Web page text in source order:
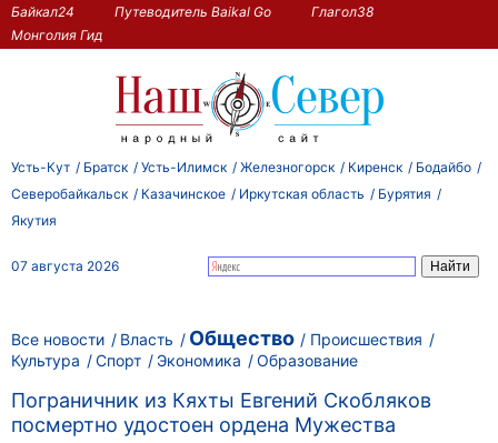
Байкал24 Путеводитель Baikal Go
Глагол38
Монголия Гид
Усть-Кут Братск Усть-Илимск Железногорск Киренск
Бодайбо
Северобайкальск
Казачинское Иркутская область
Бурятия
Якутия
07 августа 2026
Все новости Власть Общество
Происшествия
Культура
Спорт Экономика Образование
Пограничник из Кяхты Евгений Скобляков
посмертно удостоен ордена Мужества